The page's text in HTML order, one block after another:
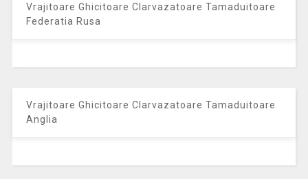
Vrajitoare Ghicitoare Clarvazatoare Tamaduitoare
Federatia Rusa
Vrajitoare Ghicitoare Clarvazatoare Tamaduitoare
Anglia